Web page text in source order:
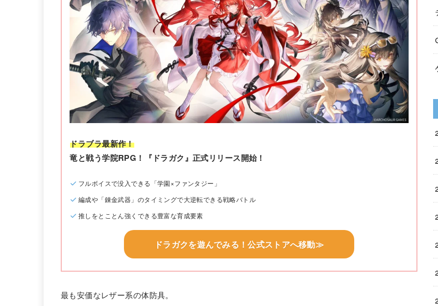
ドラブラ最新作！
竜と戦う学院RPG！『ドラガク』正式リリース開始！
フルボイスで没入できる「学園×ファンタジー」
編成や「錬金武器」のタイミングで大逆転できる戦略バトル
推しをとことん強くできる豊富な育成要素
ドラガクを遊んでみる！公式ストアへ移動≫
最も安価なレザー系の体防具。